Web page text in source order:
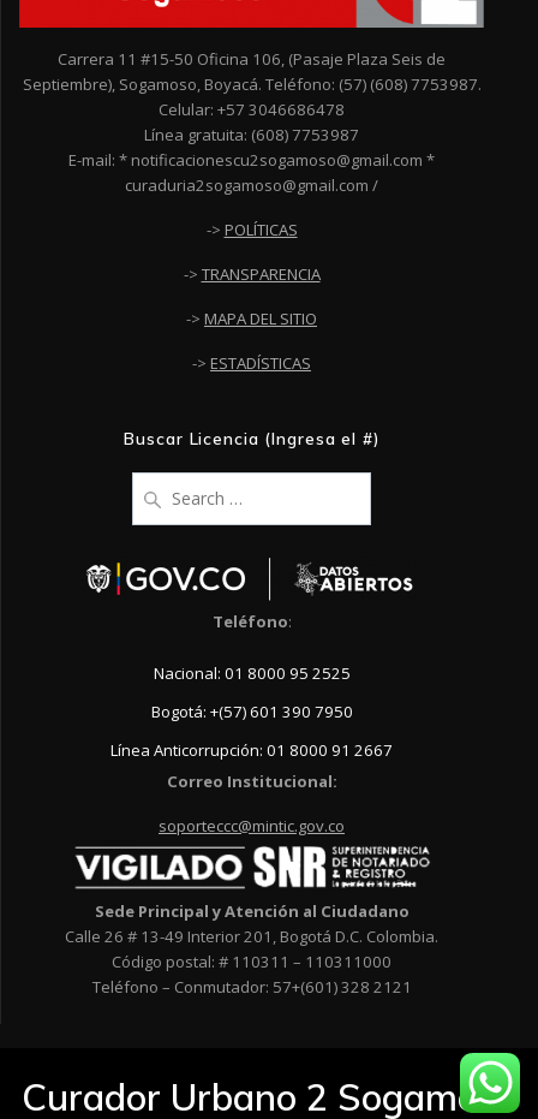
Carrera 11 #15-50 Oficina 106, (Pasaje Plaza Seis de
Septiembre), Sogamoso, Boyacá. Teléfono: (57) (608) 7753987.
Celular: +57 3046686478
Línea gratuita: (608) 7753987
E-mail: * notificacionescu2sogamoso@gmail.com *
curaduria2sogamoso@gmail.com /
-> POLÍTICAS
-> TRANSPARENCIA
-> MAPA DEL SITIO
-> ESTADÍSTICAS
Buscar Licencia (Ingresa el #)
for:
Teléfono:
Nacional: 01 8000 95 2525
Bogotá: +(57) 601 390 7950
Línea Anticorrupción: 01 8000 91 2667
Correo Institucional:
soporteccc@mintic.gov.co
Sede Principal y Atención al Ciudadano
Calle 26 # 13-49 Interior 201, Bogotá D.C. Colombia.
Código postal: # 110311 – 110311000
Teléfono – Conmutador: 57+(601) 328 2121
Curador Urbano 2 Sogamoso